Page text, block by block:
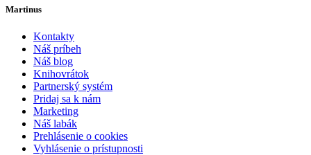
Martinus
Kontakty
Náš príbeh
Náš blog
Knihovrátok
Partnerský systém
Pridaj sa k nám
Marketing
Náš labák
Prehlásenie o cookies
Vyhlásenie o prístupnosti